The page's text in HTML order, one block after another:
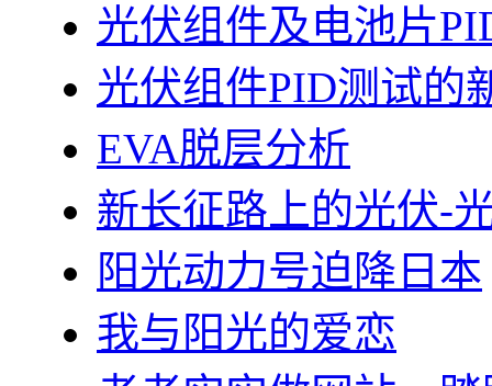
光伏组件及电池片
光伏组件PID测试的
EVA脱层分析
新长征路上的光伏-
阳光动力号迫降日本
我与阳光的爱恋